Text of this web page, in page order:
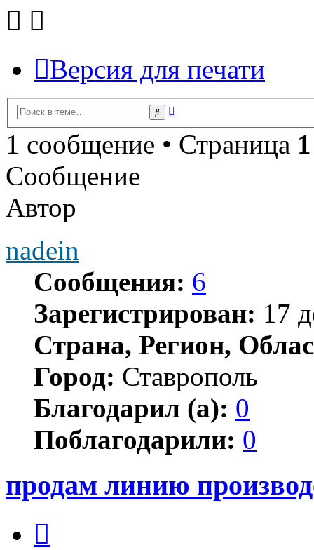
Версия для печати
Поиск
1 сообщение • Страница 1
Сообщение
Автор
nadein
Сообщения: 6
Зарегистрирован: 17
Страна, Регион,
Город: Ставрополь
Благодарил (а): 0
Поблагодарили: 0
продам линию